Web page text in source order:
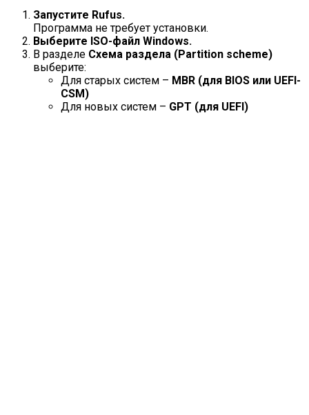
Запустите Rufus.
Программа не требует установки.
Выберите ISO-файл Windows.
В разделе Схема раздела (Partition scheme)
выберите:
Для старых систем – MBR (для BIOS или UEFI-
CSM)
Для новых систем – GPT (для UEFI)